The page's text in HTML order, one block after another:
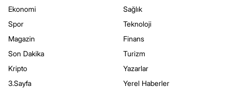
Ekonomi
Spor
Magazin
Son Dakika
Kripto
3.Sayfa
Sağlık
Teknoloji
Finans
Turizm
Yazarlar
Yerel Haberler